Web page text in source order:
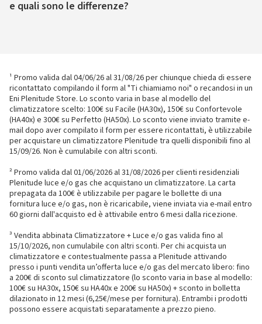
e quali sono le differenze?
¹ Promo valida dal 04/06/26 al 31/08/26 per chiunque chieda di essere
ricontattato compilando il form al "Ti chiamiamo noi" o recandosi in un
Eni Plenitude Store. Lo sconto varia in base al modello del
climatizzatore scelto: 100€ su Facile (HA30x), 150€ su Confortevole
(HA40x) e 300€ su Perfetto (HA50x). Lo sconto viene inviato tramite e-
mail dopo aver compilato il form per essere ricontattati, è utilizzabile
per acquistare un climatizzatore Plenitude tra quelli disponibili fino al
15/09/26. Non è cumulabile con altri sconti.
² Promo valida dal 01/06/2026 al 31/08/2026 per clienti residenziali
Plenitude luce e/o gas che acquistano un climatizzatore. La carta
prepagata da 100€ è utilizzabile per pagare le bollette di una
fornitura luce e/o gas, non è ricaricabile, viene inviata via e-mail entro
60 giorni dall'acquisto ed è attivabile entro 6 mesi dalla ricezione.
³ Vendita abbinata Climatizzatore + Luce e/o gas valida fino al
15/10/2026, non cumulabile con altri sconti. Per chi acquista un
climatizzatore e contestualmente passa a Plenitude attivando
presso i punti vendita un’offerta luce e/o gas del mercato libero: fino
a 200€ di sconto sul climatizzatore (lo sconto varia in base al modello:
100€ su HA30x, 150€ su HA40x e 200€ su HA50x) + sconto in bolletta
dilazionato in 12 mesi (6,25€/mese per fornitura). Entrambi i prodotti
possono essere acquistati separatamente a prezzo pieno.